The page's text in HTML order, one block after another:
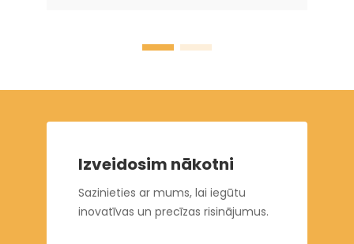
Izveidosim nākotni
Sazinieties ar mums, lai iegūtu
inovatīvas un precīzas risinājumus.